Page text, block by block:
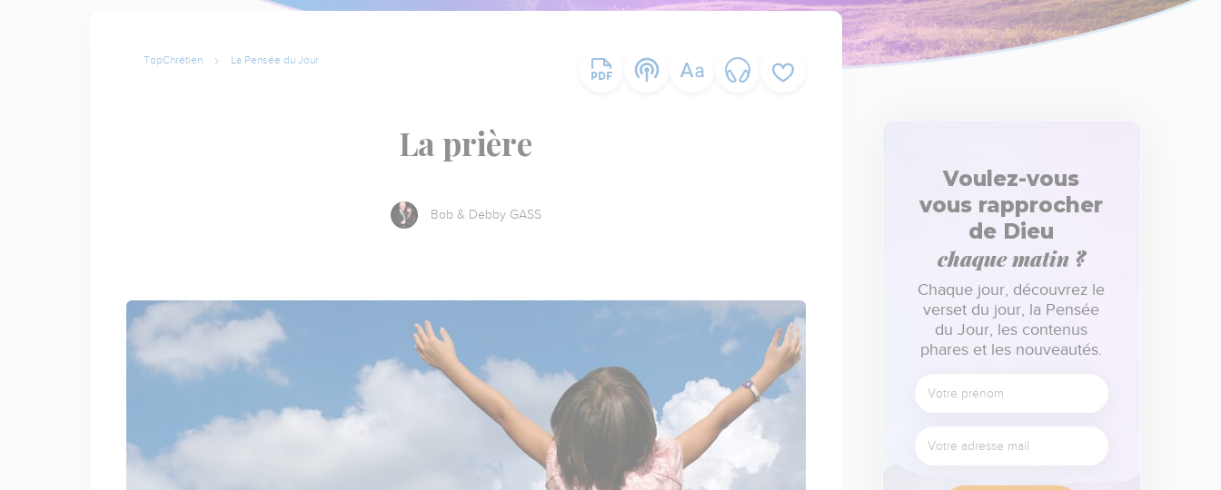
TopChrétien La Pensée du Jour
La prière
Bob & Debby GASS
Voulez-vous
vous rapprocher
de Dieu
chaque matin ?
Chaque jour, découvrez le
verset du jour, la Pensée
du Jour, les contenus
phares et les nouveautés.